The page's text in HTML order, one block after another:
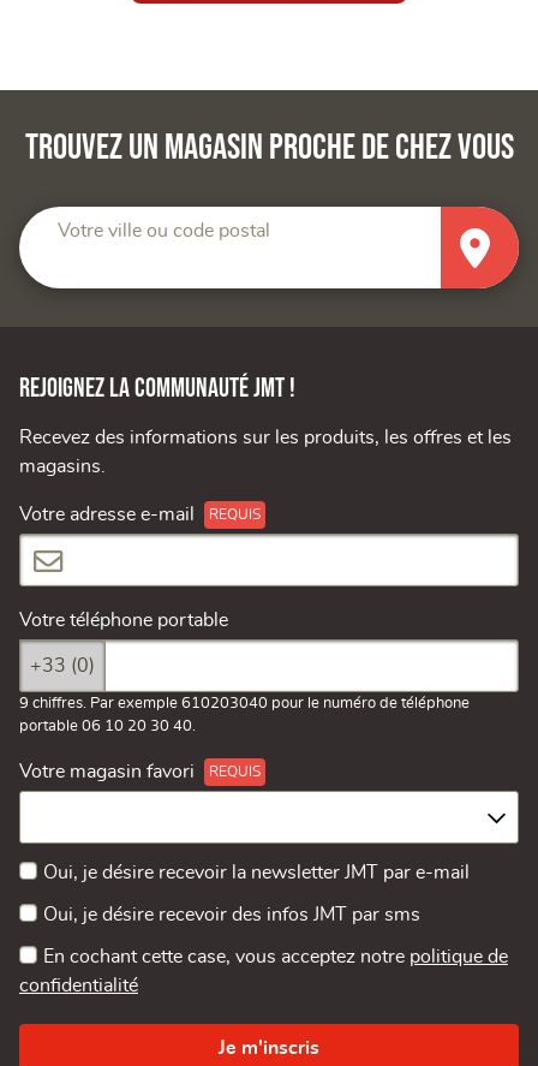
Trouvez un magasin proche de chez vous
Votre ville ou code postal
Rejoignez la communauté JMT !
Recevez des informations sur les produits, les offres et les
magasins.
Votre adresse e-mail
Votre téléphone portable
+33 (0)
9 chiffres. Par exemple 610203040 pour le numéro de téléphone
portable 06 10 20 30 40.
Votre magasin favori
Oui, je désire recevoir la newsletter JMT par e-mail
Oui, je désire recevoir des infos JMT par sms
En cochant cette case, vous acceptez notre politique de
confidentialité